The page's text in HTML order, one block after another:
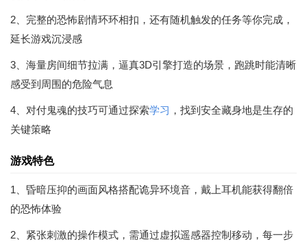
2、完整的恐怖剧情环环相扣，还有随机触发的任务等你完成，
延长游戏沉浸感
3、海量房间细节拉满，逼真3D引擎打造的场景，跑跳时能清晰
感受到周围的危险气息
4、对付鬼魂的技巧可通过探索学习 ，找到安全藏身地是生存的
关键策略
游戏特色
1、昏暗压抑的画面风格搭配诡异环境音，戴上耳机能获得翻倍
的恐怖体验
2、紧张刺激的操作模式，需通过虚拟遥感器控制移动，每一步